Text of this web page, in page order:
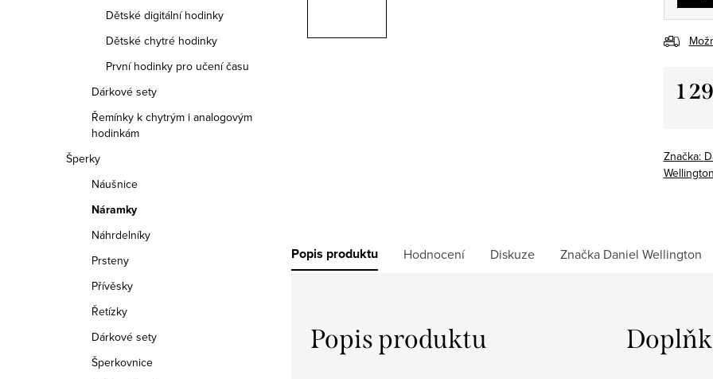
Dětské digitální hodinky
Dětské chytré hodinky
První hodinky pro učení času
Dárkové sety
Řemínky k chytrým i analogovým
hodinkám
Šperky
Náušnice
Náramky
Náhrdelníky
Prsteny
Přívěsky
Řetízky
Dárkové sety
Šperkovnice
1
Značka:
Wellington
Popis produktu Hodnocení Diskuze Značka Daniel Wellington
Popis produktu